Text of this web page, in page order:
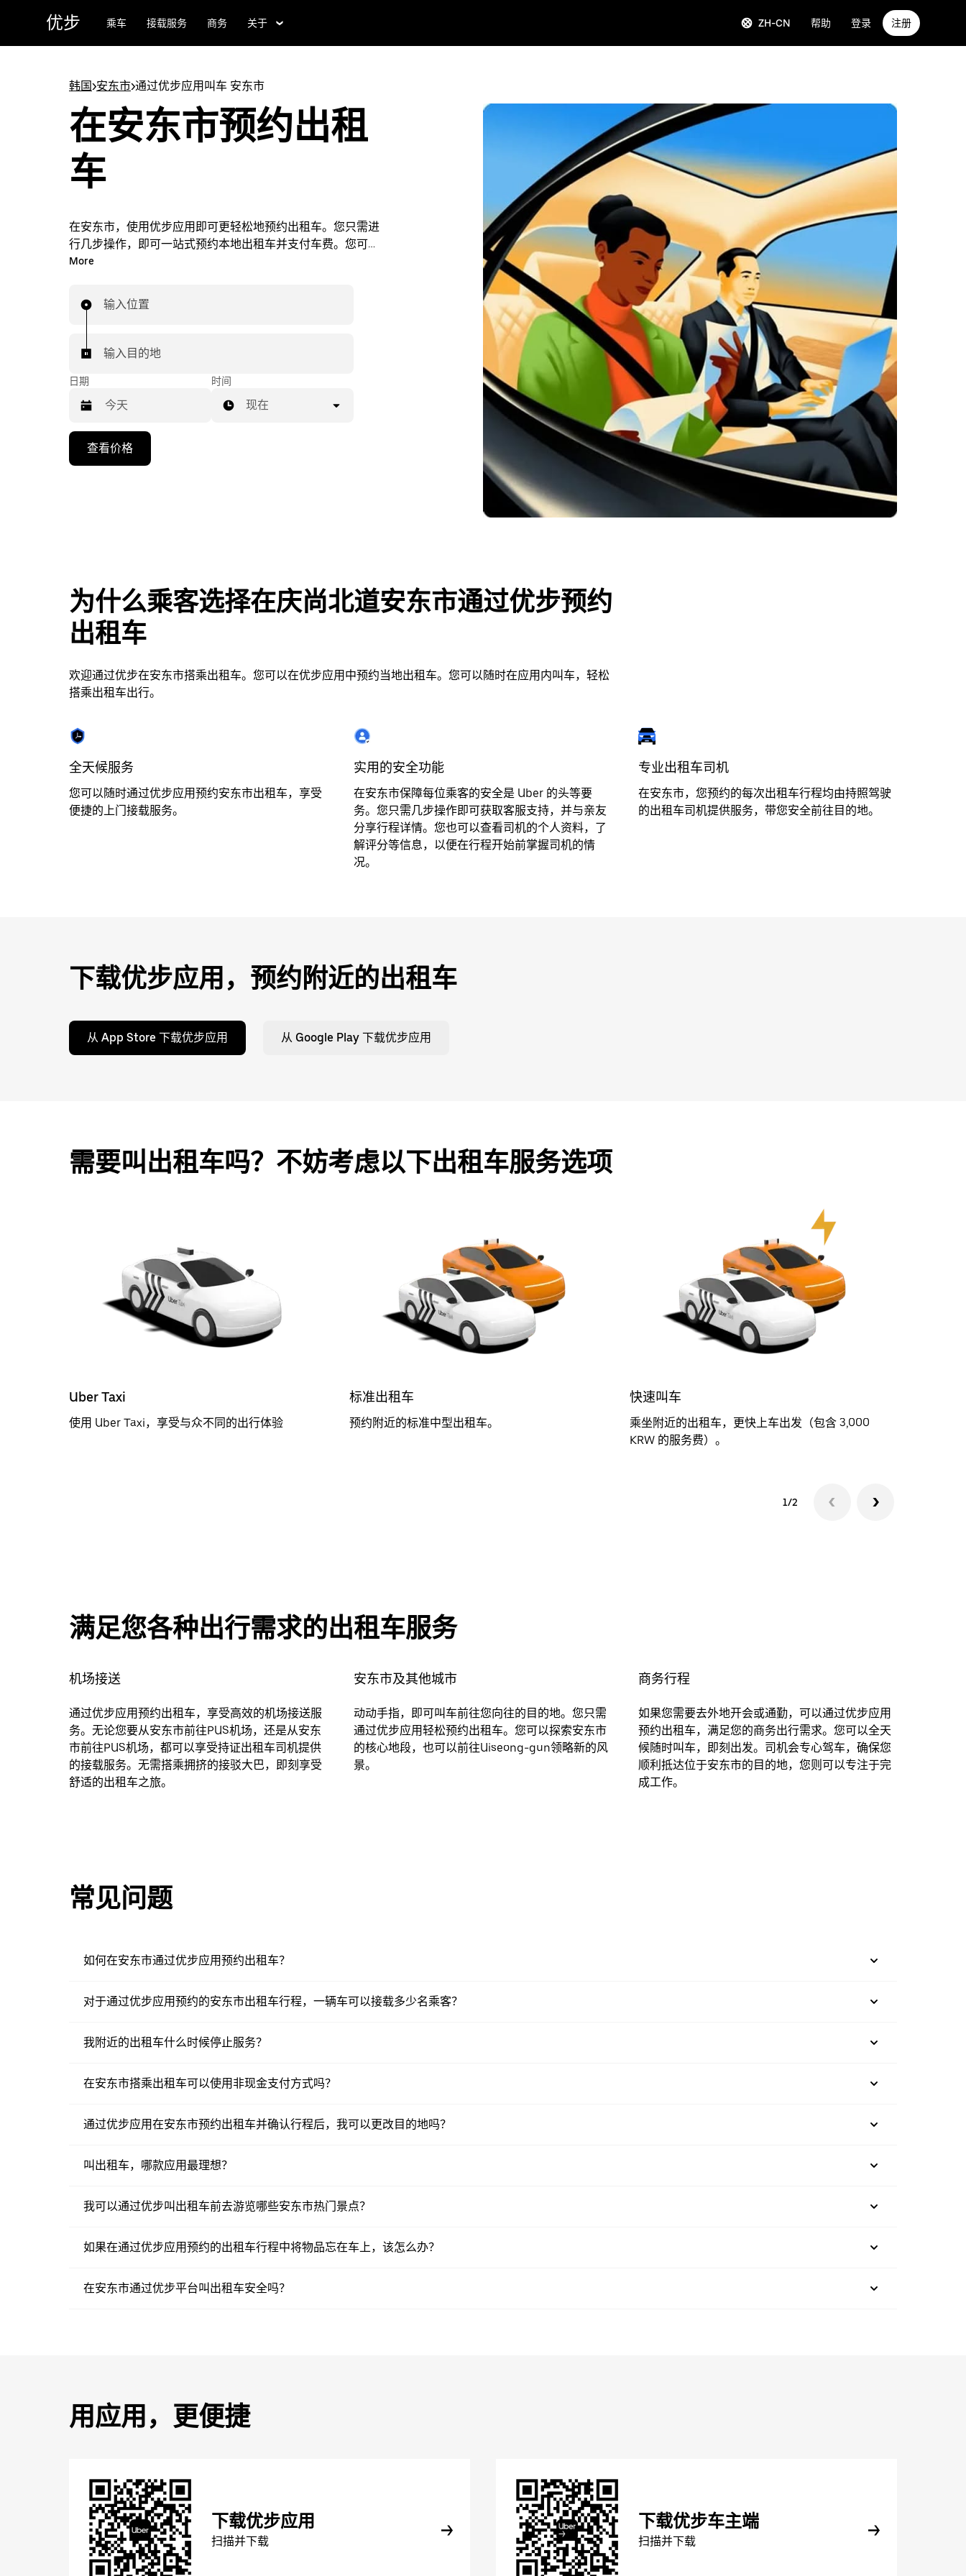
优步 乘车 接载服务 商务 关于 ZH-CN 帮助 登录 注册
韩国>安东市>通过优步应用叫车 安东市
在安东市预约出租
车
在安东市，使用优步应用即可更轻松地预约出租车。您只需进
行几步操作，即可一站式预约本地出租车并支付车费。您可以
随时在安东市轻松预约出租车行程。
More
输入位置
输入目的地
日期
向
日
历
并
择
日
退
键
可
关
时间
现在
查看价格
为什么乘客选择在庆尚北道安东市通过优步预约
出租车
欢迎通过优步在安东市搭乘出租车。您可以在优步应用中预约当地出租车。您可以随时在应用内叫车，轻松
搭乘出租车出行。
全天候服务
您可以随时通过优步应用预约安东市出租车，享受
便捷的上门接载服务。
实用的安全功能
在安东市保障每位乘客的安全是 Uber 的头等要
务。您只需几步操作即可获取客服支持，并与亲友
分享行程详情。您也可以查看司机的个人资料，了
解评分等信息，以便在行程开始前掌握司机的情
况。
专业出租车司机
在安东市，您预约的每次出租车行程均由持照驾驶
的出租车司机提供服务，带您安全前往目的地。
下载优步应用，预约附近的出租车
从 App Store 下载优步应用 从 Google Play 下载优步应用
需要叫出租车吗？不妨考虑以下出租车服务选项
Uber Taxi
使用 Uber Taxi，享受与众不同的出行体验
标准出租车
预约附近的标准中型出租车。
快速叫车
乘坐附近的出租车，更快上车出发（包含 3,000
KRW 的服务费）。
1/2
满足您各种出行需求的出租车服务
机场接送
通过优步应用预约出租车，享受高效的机场接送服
务。无论您要从安东市前往PUS机场，还是从安东
市前往PUS机场，都可以享受持证出租车司机提供
的接载服务。无需搭乘拥挤的接驳大巴，即刻享受
舒适的出租车之旅。
安东市及其他城市
动动手指，即可叫车前往您向往的目的地。您只需
通过优步应用轻松预约出租车。您可以探索安东市
的核心地段，也可以前往Uiseong-gun领略新的风
景。
商务行程
如果您需要去外地开会或通勤，可以通过优步应用
预约出租车，满足您的商务出行需求。您可以全天
候随时叫车，即刻出发。司机会专心驾车，确保您
顺利抵达位于安东市的目的地，您则可以专注于完
成工作。
常见问题
如何在安东市通过优步应用预约出租车？
对于通过优步应用预约的安东市出租车行程，一辆车可以接载多少名乘客？
我附近的出租车什么时候停止服务？
在安东市搭乘出租车可以使用非现金支付方式吗？
通过优步应用在安东市预约出租车并确认行程后，我可以更改目的地吗？
叫出租车，哪款应用最理想？
我可以通过优步叫出租车前去游览哪些安东市热门景点？
如果在通过优步应用预约的出租车行程中将物品忘在车上，该怎么办？
在安东市通过优步平台叫出租车安全吗？
用应用，更便捷
下载优步应用
扫描并下载
下载优步车主端
扫描并下载